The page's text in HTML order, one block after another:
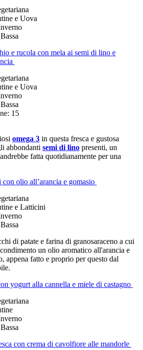
e Uova
Bassa
e rucola con mela ai semi di lino e
e Uova
Bassa
15
omega 3 in questa fresca e gustosa
abbondanti semi di lino presenti, un
fatta quotidianamente per una
con olio all’arancia e gomasio
e Latticini
Bassa
di patate e farina di granosaraceno a cui
un olio aromatico all'arancia e
appena fatto e proprio per questo dal
yogurt alla cannella e miele di castagno
Bassa
con crema di cavolfiore alle mandorle